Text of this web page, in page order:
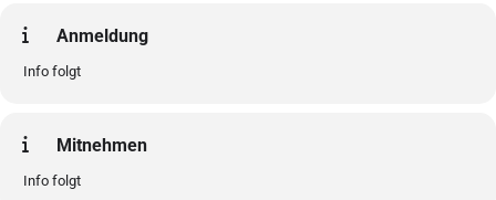
Anmeldung
Info folgt
Mitnehmen
Info folgt